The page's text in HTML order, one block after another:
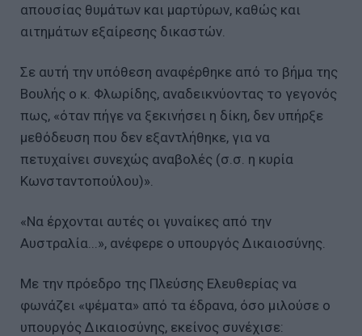
απουσίας θυμάτων και μαρτύρων, καθώς και
αιτημάτων εξαίρεσης δικαστών.
Σε αυτή την υπόθεση αναφέρθηκε από το βήμα της
Βουλής ο κ. Φλωρίδης, αναδεικνύοντας το γεγονός
πως, «όταν πήγε να ξεκινήσει η δίκη, δεν υπήρξε
μεθόδευση που δεν εξαντλήθηκε, για να
πετυχαίνει συνεχώς αναβολές (σ.σ. η κυρία
Κωνσταντοπούλου)».
«Να έρχονται αυτές οι γυναίκες από την
Αυστραλία...», ανέφερε ο υπουργός Δικαιοσύνης.
Με την πρόεδρο της Πλεύσης Ελευθερίας να
φωνάζει «ψέματα» από τα έδρανα, όσο μιλούσε ο
υπουργός Δικαιοσύνης, εκείνος συνέχισε: